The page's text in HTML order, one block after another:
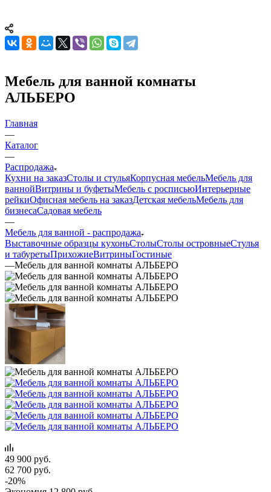
Мебель для ванной комнаты
АЛЬБЕРО
Главная
—
Каталог
—
Распродажа
Кухни на заказСтолы и стульяКорпусная мебельМебель для
ваннойВитрины и буфетыМебель с росписьюИнтерьерные
рейкиОфисная мебель на заказДетская мебельМебель для
бизнесаСадовая мебель
—
Мебель для ванной - распродажа
Выставочные образцы кухоньСтолыСтолы островныеСтулья
и табуретыПрихожиеВитриныГостиные
—Мебель для ванной комнаты АЛЬБЕРО
49 900 руб.
62 700 руб.
-20%